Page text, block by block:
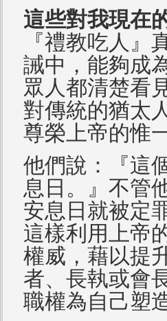
這些對我現在
『禮教吃人』
誡中，能夠成
眾人都清楚看
對傳統的猶太
尊榮上帝的惟
他們說：『這
息日。』不管
安息日就被定
這樣利用上帝
權威，藉以提
者、長執或會
職權為自己塑